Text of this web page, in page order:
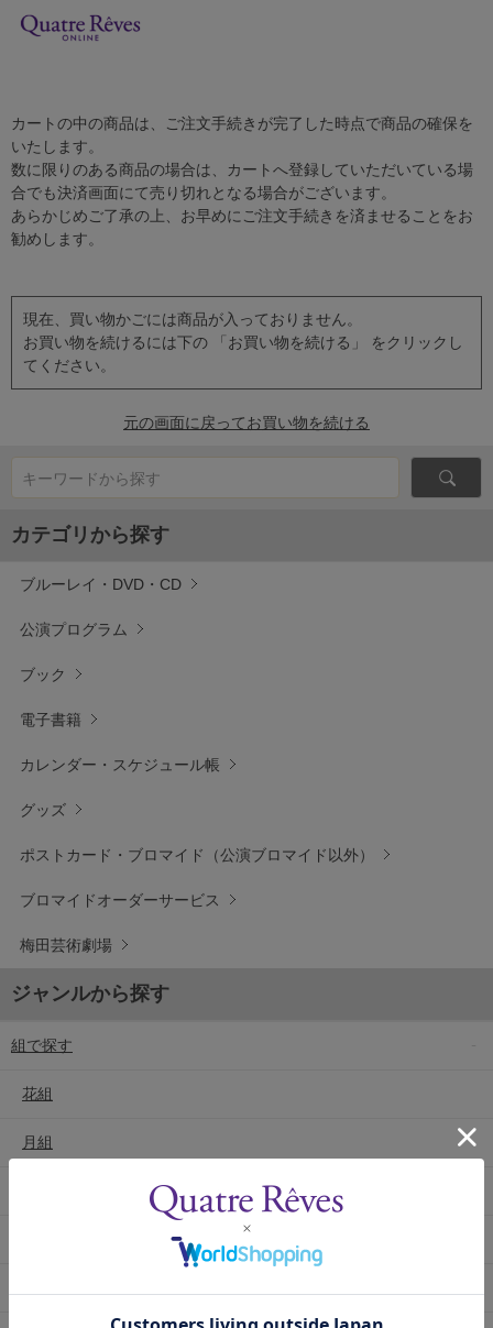
カートの中の商品は、ご注文手続きが完了した時点で商品の確保を
いたします。
数に限りのある商品の場合は、カートへ登録していただいている場
合でも決済画面にて売り切れとなる場合がございます。
あらかじめご了承の上、お早めにご注文手続きを済ませることをお
勧めします。
現在、買い物かごには商品が入っておりません。
お買い物を続けるには下の 「お買い物を続ける」 をクリックし
てください。
元の画面に戻ってお買い物を続ける
キーワードから探す
カテゴリから探す
ブルーレイ・DVD・CD
公演プログラム
ブック
電子書籍
カレンダー・スケジュール帳
グッズ
ポストカード・ブロマイド（公演ブロマイド以外）
ブロマイドオーダーサービス
梅田芸術劇場
ジャンルから探す
組で探す
花組
月組